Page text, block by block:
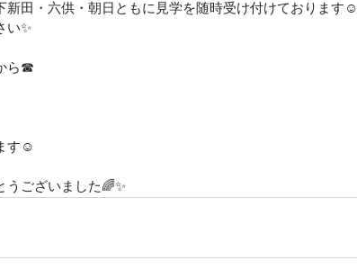
新田・六供・朝日ともに見学を随時受け付けております☺
い✨
ら☎
す☺
うございました🌈✨